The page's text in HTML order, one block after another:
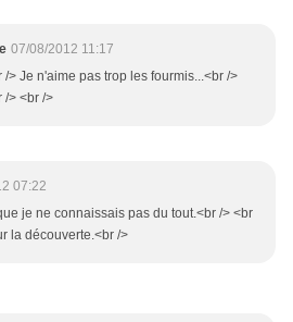
07/08/2012 11:17
/> Je n'aime pas trop les fourmis...<br />
/> <br />
07:22
je ne connaissais pas du tout.<br /> <br
la découverte.<br />